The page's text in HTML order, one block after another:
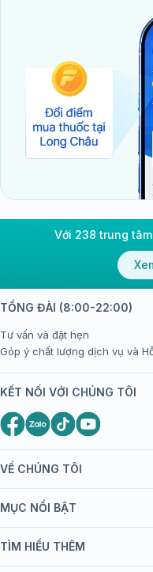
Với 238 trung
VỀ CHÚNG TÔI
Giới thiệu Tiêm Chủng
bán hàng
MỤC NỔI BẬT
Danh mục vắc xin
TÌM HIỂU THÊM
TỔNG ĐÀI (8:00-22:00)
Tư vấn và đặt hẹn
Góp ý chất lượng dịch vụ và
KẾT NỐI VỚI CHÚNG TÔI